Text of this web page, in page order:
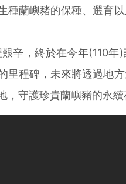
種蘭嶼豬的保種、選育
，終於在今年(110年)
里程碑，未來將透過地
，守護珍貴蘭嶼豬的永